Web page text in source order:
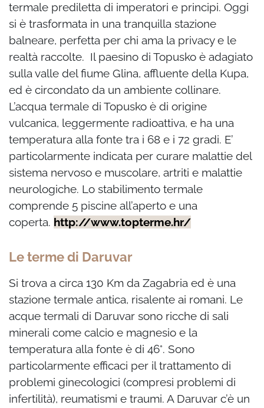
termale prediletta di imperatori e principi. Oggi
si è trasformata in una tranquilla stazione
balneare, perfetta per chi ama la privacy e le
realtà raccolte. Il paesino di Topusko è adagiato
sulla valle del fiume Glina, affluente della Kupa,
ed è circondato da un ambiente collinare.
L’acqua termale di Topusko è di origine
vulcanica, leggermente radioattiva, e ha una
temperatura alla fonte tra i 68 e i 72 gradi. E’
particolarmente indicata per curare malattie del
sistema nervoso e muscolare, artriti e malattie
neurologiche. Lo stabilimento termale
comprende 5 piscine all’aperto e una
coperta. http://www.topterme.hr/
Le terme di Daruvar
Si trova a circa 130 Km da Zagabria ed è una
stazione termale antica, risalente ai romani. Le
acque termali di Daruvar sono ricche di sali
minerali come calcio e magnesio e la
temperatura alla fonte è di 46°. Sono
particolarmente efficaci per il trattamento di
problemi ginecologici (compresi problemi di
infertilità), reumatismi e traumi. A Daruvar c’è un